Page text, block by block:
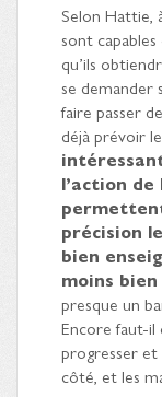
Selon Hattie,
sont
qu’ils
se demander
faire passer
déjà prévoir
l’action de
précision
bien
moins
presque un
Encore faut-il
progresser et
côté, et les